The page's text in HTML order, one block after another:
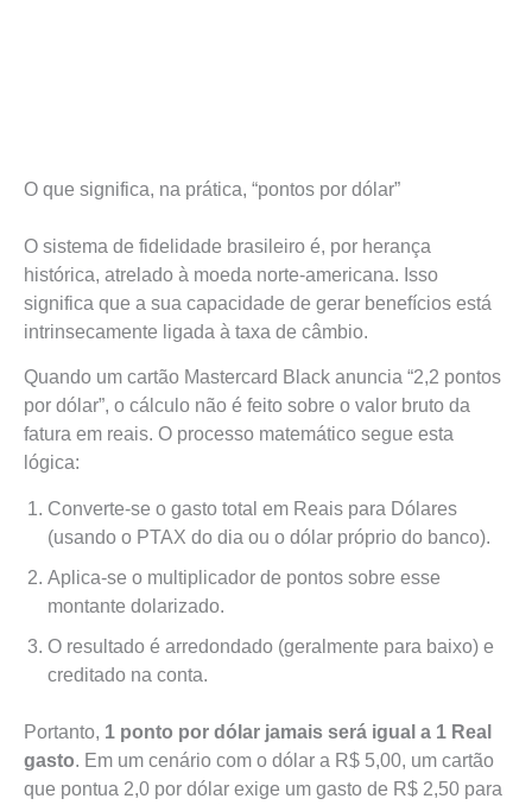
O que significa, na prática, “pontos por dólar”
O sistema de fidelidade brasileiro é, por herança
histórica, atrelado à moeda norte-americana. Isso
significa que a sua capacidade de gerar benefícios está
intrinsecamente ligada à taxa de câmbio.
Quando um cartão Mastercard Black anuncia “2,2 pontos
por dólar”, o cálculo não é feito sobre o valor bruto da
fatura em reais. O processo matemático segue esta
lógica:
Converte-se o gasto total em Reais para Dólares
(usando o PTAX do dia ou o dólar próprio do banco).
Aplica-se o multiplicador de pontos sobre esse
montante dolarizado.
O resultado é arredondado (geralmente para baixo) e
creditado na conta.
Portanto, 1 ponto por dólar jamais será igual a 1 Real
gasto. Em um cenário com o dólar a R$ 5,00, um cartão
que pontua 2,0 por dólar exige um gasto de R$ 2,50 para